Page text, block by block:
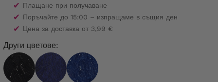
✔ Плащане при получаване
✔ Поръчайте до 15:00 – изпращаме в същия ден
✔ Цена за доставка от 3,99 €
Други цветове: